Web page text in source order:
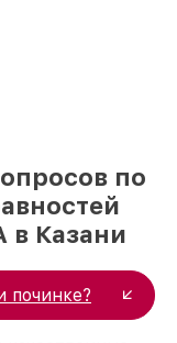
по
в Казани
починке?